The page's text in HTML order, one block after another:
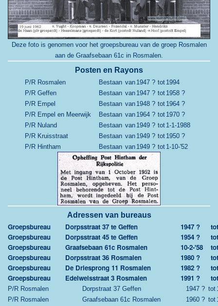
Deze foto is genomen voor het groepsbureau van de groep Rosmalen
aan de Graafsebaan 61c in Rosmalen.
Posten en Rayons
P/R Rosmalen Bestaan van 1947 ? tot 1994
P/R Geffen
Bestaan van 1947 ? tot 1958 ?
P/R Empel
Bestaan van 1948 ? tot 1964 ?
P/R Empel en Meerwijk
Bestaan van 1964 ? tot 1970 ?
P/R Nuland
Bestaan van 1949 ? tot 1-1-1988
P/R Kruisstraat
Bestaan van 1949 ? tot 1950 ?
P/R Hintham
Bestaan van 1949 ? tot 1-10-'52
Adressen van bureaus
Groepsbureau Dorpsstraat 37 te Geffen 1947 ?
tot
Groepsbureau
Dorpsstraat 45 te Geffen 1954 ?
tot
Groepsbureau
Graafsebaan 61c Rosmalen 10-2-'58
tot
Groepsbureau
Dorpsstraat 36 Rosmalen 1980 ?
tot
Groepsbureau
De Driesprong 11 Rosmalen 1982 ?
tot
Groepsbureau
Edelweisstraat 3 Rosmalen 1991 ? tot
P/R Rosmalen Dorpstraat 37 Geffen 1947 ? tot
P/R Rosmalen
Graafsebaan 61c Rosmalen 1960 ? tot